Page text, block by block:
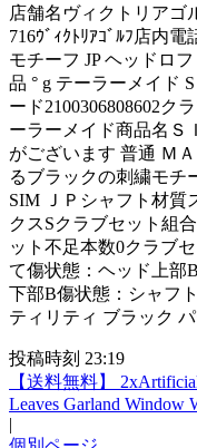
店舗名ヴィクトリアゴ
716ｳﾞｨｸﾄﾘｱｺﾞﾙﾌ店内
モチーフ JP ヘッドロ
品 ° g テーラーメイド
ード2100306808602ク
ーラーメイド商品名Ｓ
がございます 普通 Ｍ
るブラックの刺繍モチ
SIM ＪＰシャフト材質
クスSクラブセット組
ット不足本数0クラブ
て傷状態：ヘッド上部
下部B傷状態：シャフ
ティリティ ブラック
投稿時刻 23:19
【送料無料】
Leaves Garland Window
|